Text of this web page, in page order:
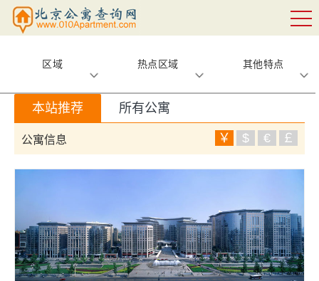
区域 热点区域 其他特点
本站推荐 所有公寓
公寓信息 ￥ $ € ￡